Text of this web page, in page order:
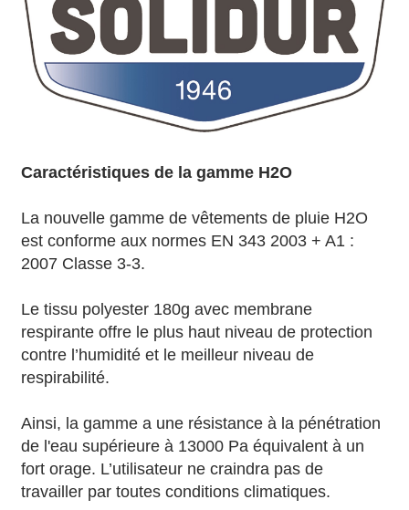
Caractéristiques de la gamme H2O
La nouvelle gamme de vêtements de pluie H2O
est conforme aux normes EN 343 2003 + A1 :
2007 Classe 3-3.
Le tissu polyester 180g avec membrane
respirante offre le plus haut niveau de protection
contre l’humidité et le meilleur niveau de
respirabilité.
Ainsi, la gamme a une résistance à la pénétration
de l'eau supérieure à 13000 Pa équivalent à un
fort orage. L’utilisateur ne craindra pas de
travailler par toutes conditions climatiques.